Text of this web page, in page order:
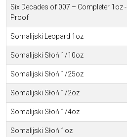
Six Decades of 007 – Completer 1oz -
Proof
Somalijski Leopard 1oz
Somalijski Słoń 1/10oz
Somalijski Słoń 1/25oz
Somalijski Słoń 1/2oz
Somalijski Słoń 1/4oz
Somalijski Słoń 1oz